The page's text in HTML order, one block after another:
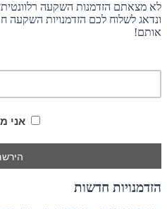
לא מצאתם הזדמנות השקעה
ונדאג לשלוח לכם הזדמנויות השקעה
אותם!
אני
הזדמנויות חדשות